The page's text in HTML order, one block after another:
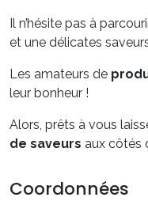
Il n’hésite pas à
et une délicates
Les amateurs de
leur bonheur !
Alors, prêts à vous
de saveurs aux côtés
Coordonnées